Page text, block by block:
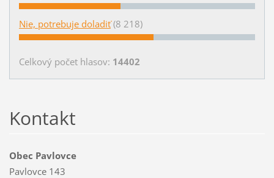
Nie, potrebuje doladiť (8 218)
Celkový počet hlasov: 14402
Kontakt
Obec Pavlovce
Pavlovce 143